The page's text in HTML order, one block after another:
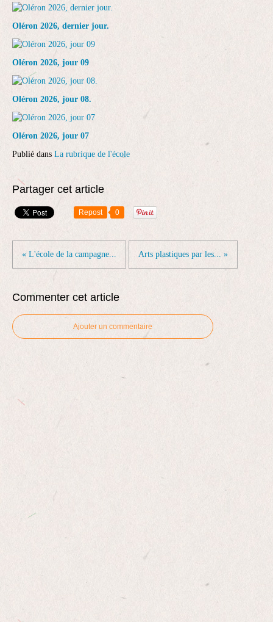
Oléron 2026, dernier jour.
Oléron 2026, jour 09
Oléron 2026, jour 08.
Oléron 2026, jour 07
Publié dans La rubrique de l'école
Partager cet article
Repost 0
« L'école de la campagne... Arts plastiques par les... »
Commenter cet article
Ajouter un commentaire